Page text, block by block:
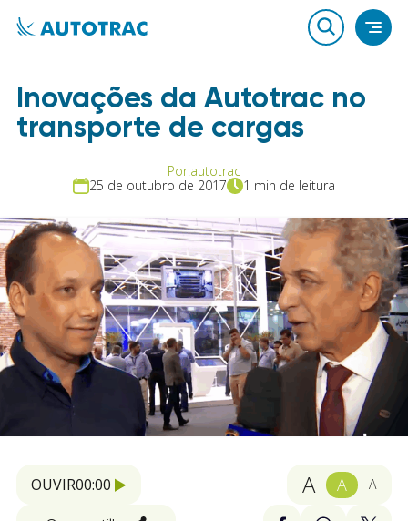
Inovações da Autotrac no
transporte de cargas
Por:autotrac
25 de outubro de 2017
1 min de leitura
OUVIR00:00 A A A